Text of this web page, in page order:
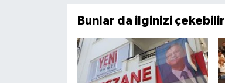
Bunlar da ilginizi çekebilir